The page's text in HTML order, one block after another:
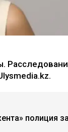
полиция